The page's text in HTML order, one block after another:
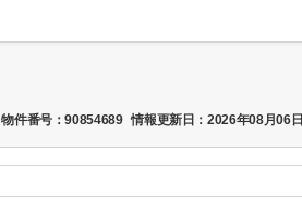
物件番号：90854689 情報更新日：2026年08月06日